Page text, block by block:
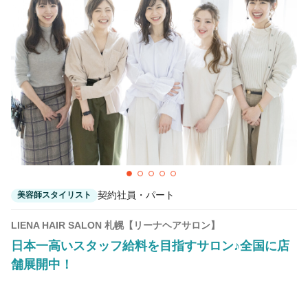
カラーリスト フロント・レセプション
ヘアメイク・美容部員 アイリスト
ネイリスト エステティシャン
講師・インストラクター 営業・販売スタッフ・その他
雇用形態
詳細条件
美容師スタイリスト 契約社員・パート
LIENA HAIR SALON 札幌【リーナヘアサロン】
日本一高いスタッフ給料を目指すサロン♪全国に店
舗展開中！